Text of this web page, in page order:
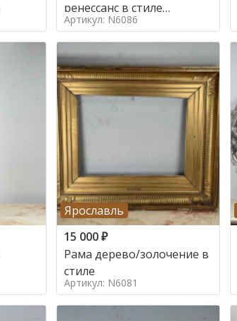
ренессанс в стиле
ренессанс,
Артикул: N6086
Ярославль
15 000₽
Рама дерево/золочение в
стиле
Артикул: N6081